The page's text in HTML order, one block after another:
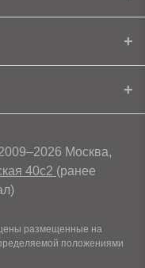
Москва,
40с2 (ранее
размещенные на
положениями